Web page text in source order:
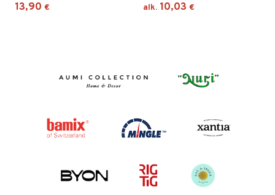
13,90 € alk. 10,03 €